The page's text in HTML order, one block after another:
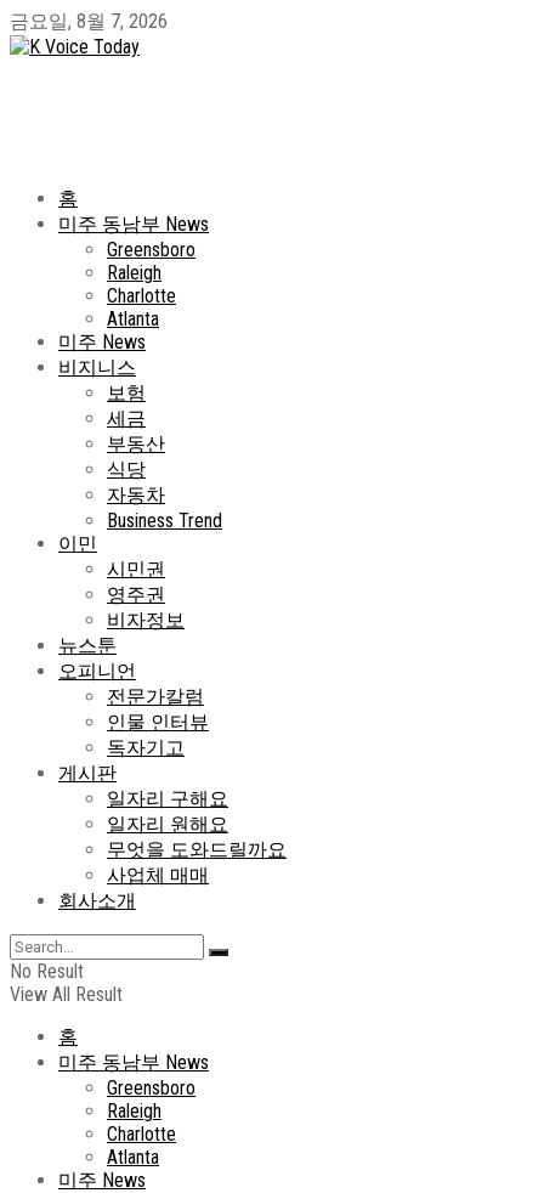
금요일, 8월 7, 2026
홈
미주 동남부 News
Greensboro
Raleigh
Charlotte
Atlanta
미주 News
비지니스
보험
세금
부동산
식당
자동차
Business Trend
이민
시민권
영주권
비자정보
뉴스툰
오피니언
전문가칼럼
인물 인터뷰
독자기고
게시판
일자리 구해요
일자리 원해요
무엇을 도와드릴까요
사업체 매매
회사소개
No Result
View All Result
홈
미주 동남부 News
Greensboro
Raleigh
Charlotte
Atlanta
미주 News